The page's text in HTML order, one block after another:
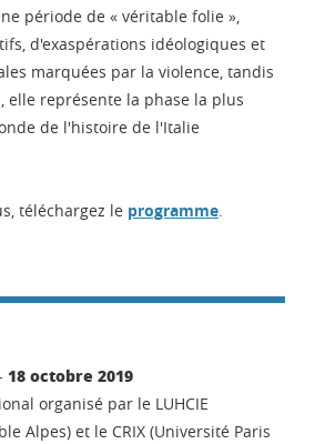
période de « véritable folie »,
d'exaspérations idéologiques et
marquées par la violence, tandis
elle représente la phase la plus
de l'histoire de l'Italie
téléchargez le programme.
18 octobre 2019
organisé par le LUHCIE
Alpes) et le CRIX (Université Paris